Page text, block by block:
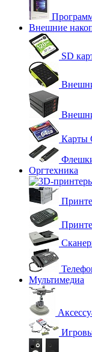
Внешние
SD
Карты
Оргтехника
Мультимедиа